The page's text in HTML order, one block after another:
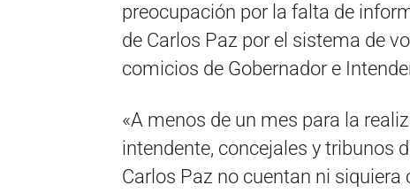
preocupación por la falta de
de Carlos Paz por el sistema de
comicios de Gobernador e
«A menos de un mes para la
intendente, concejales y tribunos
Carlos Paz no cuentan ni